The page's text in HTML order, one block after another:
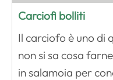
Carciofi bolliti
Il carciofo è uno di
non si sa cosa
in salamoia per